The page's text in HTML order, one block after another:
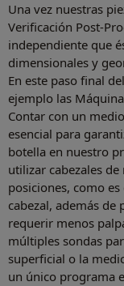
Una vez nuestras
Verificación Post-
independiente que
dimensionales y
En este paso final
ejemplo las
Contar con un
esencial para
botella en nuestro
utilizar cabezales
posiciones, como es
cabezal, además
requerir menos
múltiples sondas
superficial o la
un único programa